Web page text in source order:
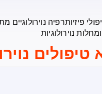
פיזיותרפיה
נוירולוגיות